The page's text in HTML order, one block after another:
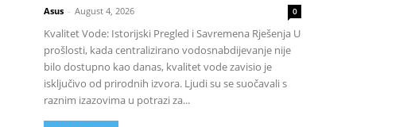
Asus - August 4, 2026 0
Kvalitet Vode: Istorijski Pregled i Savremena Rješenja U
prošlosti, kada centralizirano vodosnabdijevanje nije
bilo dostupno kao danas, kvalitet vode zavisio je
isključivo od prirodnih izvora. Ljudi su se suočavali s
raznim izazovima u potrazi za...